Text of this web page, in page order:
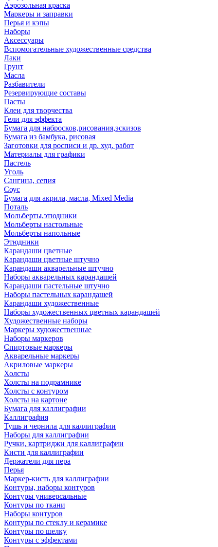
Аэрозольная краска
Маркеры и заправки
Перья и кэпы
Наборы
Аксессуары
Вспомогательные художественные средства
Лаки
Грунт
Масла
Разбавители
Резервирующие составы
Пасты
Клеи для творчества
Гели для эффекта
Бумага для набросков,рисования,эскизов
Бумага из бамбука, рисовая
Заготовки для росписи и др. худ. работ
Материалы для графики
Пастель
Уголь
Сангина, сепия
Соус
Бумага для акрила, масла, Mixed Media
Поталь
Мольберты,этюдники
Мольберты настольные
Мольберты напольные
Этюдники
Карандаши цветные
Карандаши цветные штучно
Карандаши акварельные штучно
Наборы акварельных карандашей
Карандаши пастельные штучно
Наборы пастельных карандашей
Карандаши художественные
Наборы художественных цветных карандашей
Художественные наборы
Маркеры художественные
Наборы маркеров
Спиртовые маркеры
Акварельные маркеры
Акриловые маркеры
Холсты
Холсты на подрамнике
Холсты с контуром
Холсты на картоне
Бумага для каллиграфии
Каллиграфия
Тушь и чернила для каллиграфии
Наборы для каллиграфии
Ручки, картриджи для каллиграфии
Кисти для каллиграфии
Держатели для пера
Перья
Маркер-кисть для каллиграфии
Контуры, наборы контуров
Контуры универсальные
Контуры по ткани
Наборы контуров
Контуры по стеклу и керамике
Контуры по шелку
Контуры с эффектами